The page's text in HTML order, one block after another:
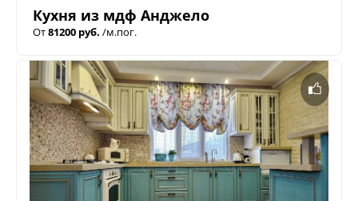
Кухня из мдф Анджело
От81200 руб. /м.пог.